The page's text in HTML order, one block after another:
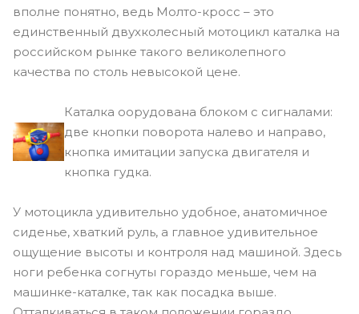
вполне понятно, ведь Молто-кросс – это
единственный двухколесный мотоцикл каталка на
российском рынке такого великолепного
качества по столь невысокой цене.
Каталка оорудована блоком с сигналами:
две кнопки поворота налево и направо,
кнопка имитации запуска двигателя и
кнопка гудка.
У мотоцикла удивительно удобное, анатомичное
сиденье, хваткий руль, а главное удивительное
ощущение высоты и контроля над машиной. Здесь
ноги ребенка согнуты гораздо меньше, чем на
машинке-каталке, так как посадка выше.